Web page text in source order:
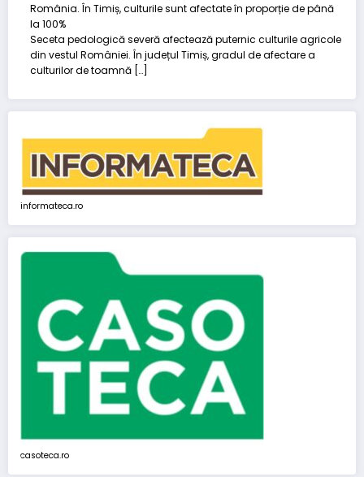
România. În Timiș, culturile sunt afectate în proporție de până
la 100%
Seceta pedologică severă afectează puternic culturile agricole
din vestul României. În județul Timiș, gradul de afectare a
culturilor de toamnă […]
informateca.ro
casoteca.ro